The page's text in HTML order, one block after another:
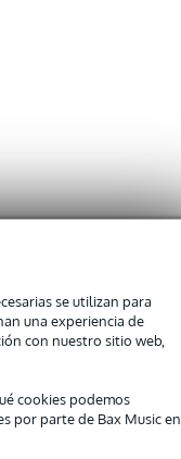
se utilizan para
una experiencia de
con nuestro sitio web,
cookies podemos
por parte de Bax Music en